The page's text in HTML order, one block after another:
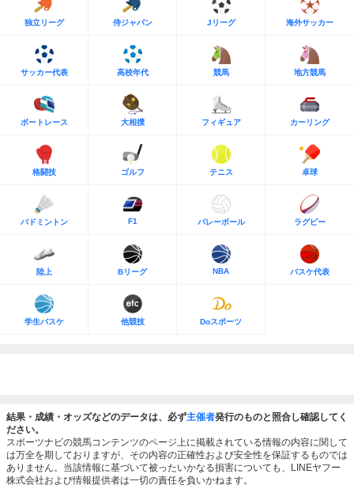
独立リーグ 侍ジャパン Jリーグ 海外サッカー
サッカー代表 高校年代 競馬 地方競馬
ボートレース 大相撲 フィギュア カーリング
格闘技 ゴルフ テニス 卓球
バドミントン F1 バレーボール ラグビー
陸上 Bリーグ NBA バスケ代表
学生バスケ 他競技 Doスポーツ
結果・成績・オッズなどのデータは、必ず主催者発行のものと照合し確認してく
ださい。
スポーツナビの競馬コンテンツのページ上に掲載されている情報の内容に関して
は万全を期しておりますが、その内容の正確性および安全性を保証するものでは
ありません。当該情報に基づいて被ったいかなる損害についても、LINEヤフー
株式会社および情報提供者は一切の責任を負いかねます。